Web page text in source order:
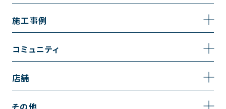
採用情報
キッチンのリフォーム
リノベーション
内装のリフォーム
サービスの流れ
施工事例
施工事例一覧
お風呂の施工事例
コミュニティ
コミュニティ
店舗
越谷店